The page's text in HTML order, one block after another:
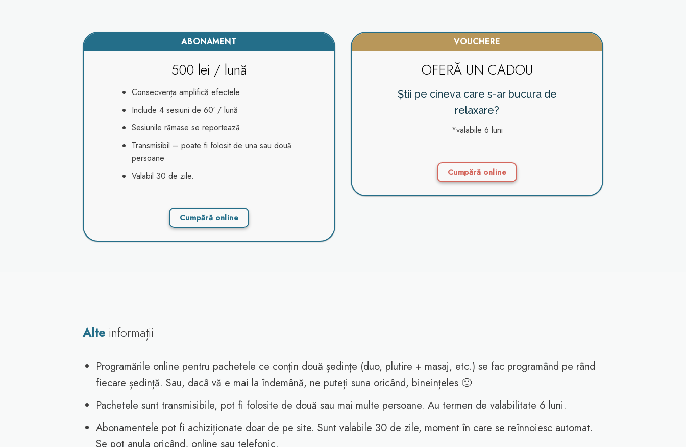
ABONAMENT
500 lei / lună
Consecvența amplifică efectele
Include 4 sesiuni de 60′ / lună
Sesiunile rămase se reportează
Transmisibil – poate fi folosit de una sau două
persoane
Valabil 30 de zile.
Cumpără online
VOUCHERE
OFERĂ UN CADOU
Știi pe cineva care s-ar bucura de
relaxare?
*valabile 6 luni
Cumpără online
Alte informații
Programările online pentru pachetele ce conțin două ședințe (duo, plutire + masaj, etc.) se fac programând pe rând
fiecare ședință. Sau, dacâ vă e mai la îndemână, ne puteți suna oricând, bineințeles 🙂
Pachetele sunt transmisibile, pot fi folosite de două sau mai multe persoane. Au termen de valabilitate 6 luni.
Abonamentele pot fi achiziționate doar de pe site. Sunt valabile 30 de zile, moment în care se reînnoiesc automat.
Se pot anula oricând, online sau telefonic.